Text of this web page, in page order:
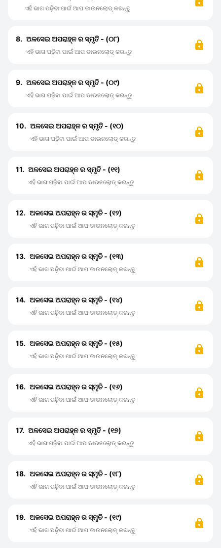
ଏହି ଭାଗ ପଢ଼ିବା ପାଇଁ ଆପ ଡାଉନଲୋଡ୍ କରନ୍ତୁ
8. ଅଳସେଇ ଅପରାହ୍ନ ର ସ୍ମୃତି - (୦୮)
ଏହି ଭାଗ ପଢ଼ିବା ପାଇଁ ଆପ ଡାଉନଲୋଡ୍ କରନ୍ତୁ
9. ଅଳସେଇ ଅପରାହ୍ନ ର ସ୍ମୃତି - (୦୯)
ଏହି ଭାଗ ପଢ଼ିବା ପାଇଁ ଆପ ଡାଉନଲୋଡ୍ କରନ୍ତୁ
10. ଅଳସେଇ ଅପରାହ୍ନ ର ସ୍ମୃତି - (୧୦)
ଏହି ଭାଗ ପଢ଼ିବା ପାଇଁ ଆପ ଡାଉନଲୋଡ୍ କରନ୍ତୁ
11. ଅଳସେଇ ଅପରାହ୍ନ ର ସ୍ମୃତି - (୧୧)
ଏହି ଭାଗ ପଢ଼ିବା ପାଇଁ ଆପ ଡାଉନଲୋଡ୍ କରନ୍ତୁ
12. ଅଳସେଇ ଅପରାହ୍ନ ର ସ୍ମୃତି - (୧୨)
ଏହି ଭାଗ ପଢ଼ିବା ପାଇଁ ଆପ ଡାଉନଲୋଡ୍ କରନ୍ତୁ
13. ଅଳସେଇ ଅପରାହ୍ନ ର ସ୍ମୃତି - (୧୩)
ଏହି ଭାଗ ପଢ଼ିବା ପାଇଁ ଆପ ଡାଉନଲୋଡ୍ କରନ୍ତୁ
14. ଅଳସେଇ ଅପରାହ୍ନ ର ସ୍ମୃତି - (୧୪)
ଏହି ଭାଗ ପଢ଼ିବା ପାଇଁ ଆପ ଡାଉନଲୋଡ୍ କରନ୍ତୁ
15. ଅଳସେଇ ଅପରାହ୍ନ ର ସ୍ମୃତି - (୧୫)
ଏହି ଭାଗ ପଢ଼ିବା ପାଇଁ ଆପ ଡାଉନଲୋଡ୍ କରନ୍ତୁ
16. ଅଳସେଇ ଅପରାହ୍ନ ର ସ୍ମୃତି - (୧୬)
ଏହି ଭାଗ ପଢ଼ିବା ପାଇଁ ଆପ ଡାଉନଲୋଡ୍ କରନ୍ତୁ
17. ଅଳସେଇ ଅପରାହ୍ନ ର ସ୍ମୃତି - (୧୭)
ଏହି ଭାଗ ପଢ଼ିବା ପାଇଁ ଆପ ଡାଉନଲୋଡ୍ କରନ୍ତୁ
18. ଅଳସେଇ ଅପରାହ୍ନ ର ସ୍ମୃତି - (୧୮)
ଏହି ଭାଗ ପଢ଼ିବା ପାଇଁ ଆପ ଡାଉନଲୋଡ୍ କରନ୍ତୁ
19. ଅଳସେଇ ଅପରାହ୍ନ ର ସ୍ମୃତି - (୧୯)
ଏହି ଭାଗ ପଢ଼ିବା ପାଇଁ ଆପ ଡାଉନଲୋଡ୍ କରନ୍ତୁ